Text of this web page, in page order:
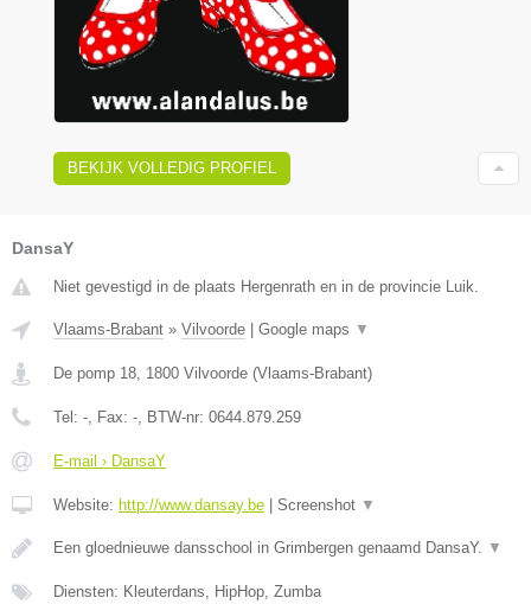
BEKIJK VOLLEDIG PROFIEL
DansaY
Niet gevestigd in de plaats Hergenrath en in de provincie Luik.
Vlaams-Brabant » Vilvoorde | Google maps ▼
De pomp 18 1800 Vilvoorde (Vlaams-Brabant)
Tel: - , Fax: - , BTW-nr: 0644.879.259
E-mail › DansaY
Website: http://www.dansay.be | Screenshot ▼
Een gloednieuwe dansschool in Grimbergen genaamd DansaY. ▼
Diensten: Kleuterdans, HipHop, Zumba